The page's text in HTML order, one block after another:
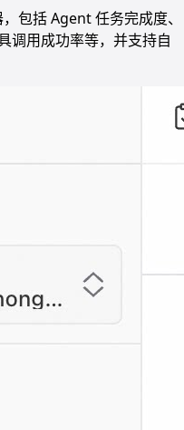
包括 Agent 任务完成度、
调用成功率等，并支持自